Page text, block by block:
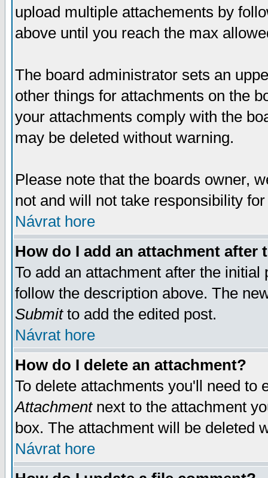
upload multiple attachements by
above until you reach the max
The board administrator sets an
other things for attachments on the
your attachments comply with the
may be deleted without warning.
Please note that the boards owner,
not and will not take responsibility
Návrat hore
How do I add an attachment after
To add an attachment after the
follow the description above. The
Submitto add the edited post.
Návrat hore
How do I delete an attachment?
To delete attachments you'll need
Attachmentnext to the attachment
box. The attachment will be deleted
Návrat hore